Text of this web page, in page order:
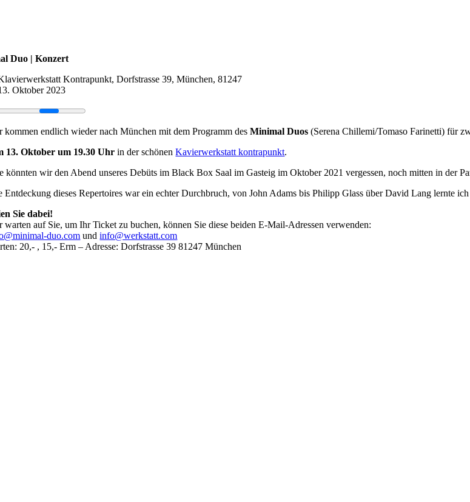
Duo | Konzert
Kontrapunkt, Dorfstrasse 39, München, 81247
Oktober 2023
kommen endlich wieder nach München mit dem Programm desMinimal Duos (Serena Chillemi/Tomaso Farinetti) für
13. Oktober um 19.30 Uhr in der schönenKavierwerkstatt kontrapunkt.
könnten wir den Abend unseres Debüts im Black Box Saal im Gasteig im Oktober 2021 vergessen, noch mitten in der
Entdeckung dieses Repertoires war ein echter Durchbruch, von John Adams bis Philipp Glass über David Lang lernte
Sie dabei!
warten auf Sie, um Ihr Ticket zu buchen, können Sie diese beiden E-Mail-Adressen verwenden:
duo.com undinfo@werkstatt.com
20,- , 15,- Erm – Adresse: Dorfstrasse 39 81247 München